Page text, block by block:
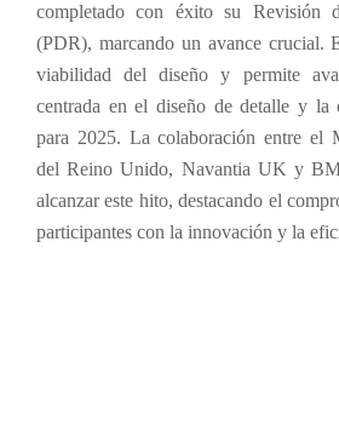
completado con éxito su Revisión
(PDR), marcando un avance crucial.
viabilidad del diseño y permite
centrada en el diseño de detalle y la
para 2025. La colaboración entre el
del Reino Unido, Navantia UK y
alcanzar este hito, destacando el
participantes con la innovación y la